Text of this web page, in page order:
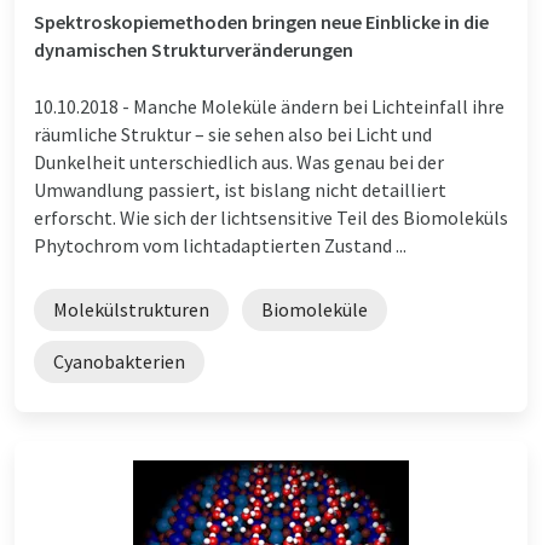
Spektroskopiemethoden bringen neue Einblicke in die
dynamischen Strukturveränderungen
10.10.2018 - Manche Moleküle ändern bei Lichteinfall ihre
räumliche Struktur – sie sehen also bei Licht und
Dunkelheit unterschiedlich aus. Was genau bei der
Umwandlung passiert, ist bislang nicht detailliert
erforscht. Wie sich der lichtsensitive Teil des Biomoleküls
Phytochrom vom lichtadaptierten Zustand ...
Molekülstrukturen Biomoleküle
Cyanobakterien